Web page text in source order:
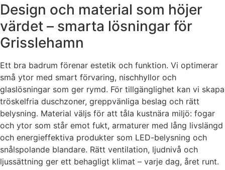
Design och material som höjer
värdet – smarta lösningar för
Grisslehamn
Ett bra badrum förenar estetik och funktion. Vi optimerar
små ytor med smart förvaring, nischhyllor och
glaslösningar som ger rymd. För tillgänglighet kan vi skapa
tröskelfria duschzoner, greppvänliga beslag och rätt
belysning. Material väljs för att tåla kustnära miljö: fogar
och ytor som står emot fukt, armaturer med lång livslängd
och energieffektiva produkter som LED-belysning och
snålspolande blandare. Rätt ventilation, ljudnivå och
ljussättning ger ett behagligt klimat – varje dag, året runt.